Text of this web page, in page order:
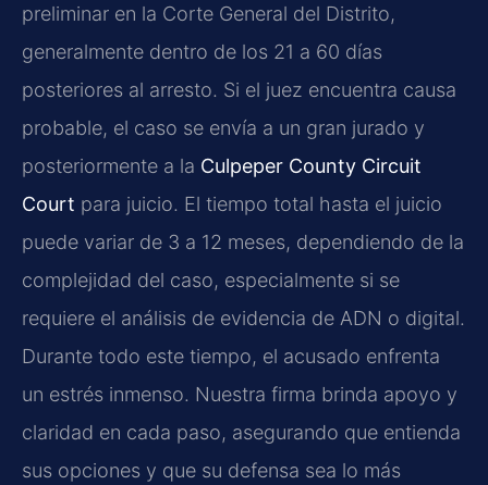
preliminar en la Corte General del Distrito,
generalmente dentro de los 21 a 60 días
posteriores al arresto. Si el juez encuentra causa
probable, el caso se envía a un gran jurado y
posteriormente a la Culpeper County Circuit
Court para juicio. El tiempo total hasta el juicio
puede variar de 3 a 12 meses, dependiendo de la
complejidad del caso, especialmente si se
requiere el análisis de evidencia de ADN o digital.
Durante todo este tiempo, el acusado enfrenta
un estrés inmenso. Nuestra firma brinda apoyo y
claridad en cada paso, asegurando que entienda
sus opciones y que su defensa sea lo más